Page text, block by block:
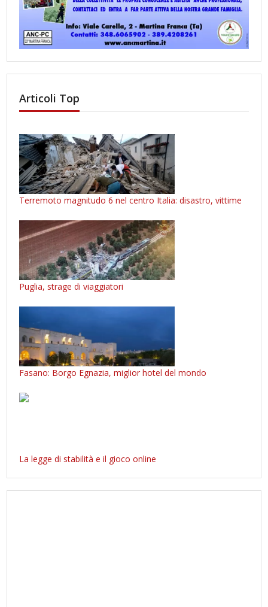
Articoli Top
Terremoto magnitudo 6 nel centro Italia: disastro, vittime
Puglia, strage di viaggiatori
Fasano: Borgo Egnazia, miglior hotel del mondo
La legge di stabilità e il gioco online